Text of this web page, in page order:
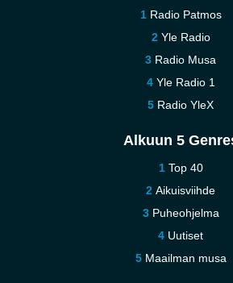
Radio Patmos
Yle Radio
Radio Musa
Yle Radio 1
Radio YleX
Alkuun 5
Top 40
Aikuisviihde
Puheohjelma
Uutiset
Maailman musa